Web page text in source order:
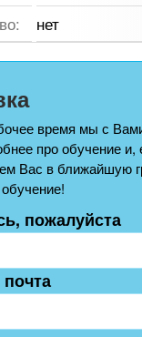
нет
время мы с
про обучение
Вас в ближайшую
пожалуйста